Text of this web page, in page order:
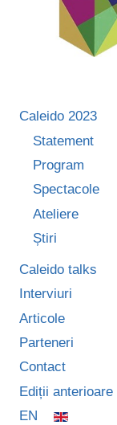
Caleido 2023
Statement
Program
Spectacole
Ateliere
Știri
Caleido talks
Interviuri
Articole
Parteneri
Contact
Ediții anterioare
EN